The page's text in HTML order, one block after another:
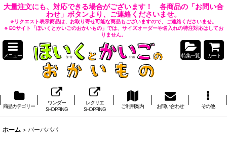
大量注文にも、対応できる場合がございます！ 各商品の「お問い合
わせ」ボタンより、ご連絡くださいませ。
※リクエスト表示商品は、お取り寄せ可能な商品もございますので、ご連絡くださいませ。
※ ECサイト「ほいくとかいごのおかいもの」では、サイズオーダーや名入れの特注対応はしてお
りません。
メニュー 特集一覧 カート
商品カテゴリー
ワンダー
SHOPPING
レクリエ
SHOPPING
ご利用案内 お問い合わせ その他
ホーム > バーバパパ